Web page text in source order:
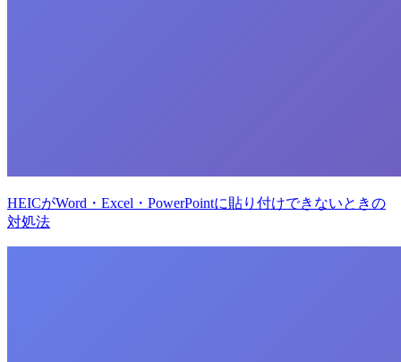
HEICがWord・Excel・PowerPointに貼り付けできないときの
対処法